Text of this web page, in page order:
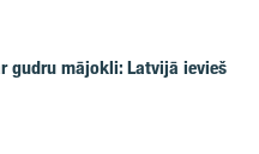
gudru mājokli: Latvijā ievieš